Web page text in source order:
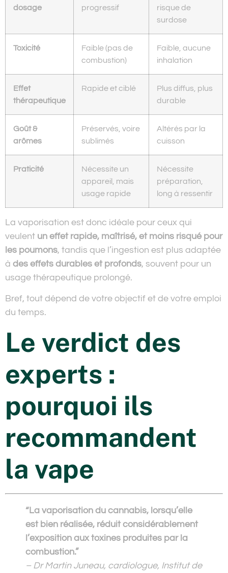
dosage
progressif
risque de
surdose
Toxicité
Faible (pas de
combustion)
Faible, aucune
inhalation
Effet
thérapeutique
Rapide et ciblé
Plus diffus, plus
durable
Goût &
arômes
Préservés, voire
sublimés
Altérés par la
cuisson
Praticité
Nécessite un
appareil, mais
usage rapide
Nécessite
préparation,
long à ressentir
La vaporisation est donc idéale pour ceux qui
veulent un effet rapide, maîtrisé, et moins risqué pour
les poumons, tandis que l’ingestion est plus adaptée
à des effets durables et profonds, souvent pour un
usage thérapeutique prolongé.
Bref, tout dépend de votre objectif et de votre emploi
du temps.
Le verdict des
experts :
pourquoi ils
recommandent
la vape
“La vaporisation du cannabis, lorsqu’elle
est bien réalisée, réduit considérablement
l’exposition aux toxines produites par la
combustion.”
– Dr Martin Juneau, cardiologue, Institut de